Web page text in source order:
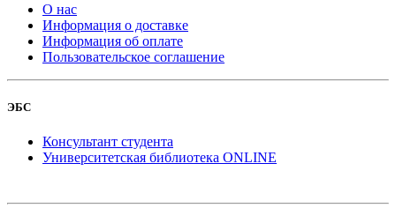
О нас
Информация о доставке
Информация об оплате
Пользовательское соглашение
ЭБС
Консультант студента
Университетская библиотека ONLINE